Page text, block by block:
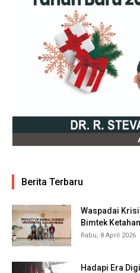
Berita Terbaru
Waspadai
Bimtek
Rabu, 8 April 2026
Hadapi Era